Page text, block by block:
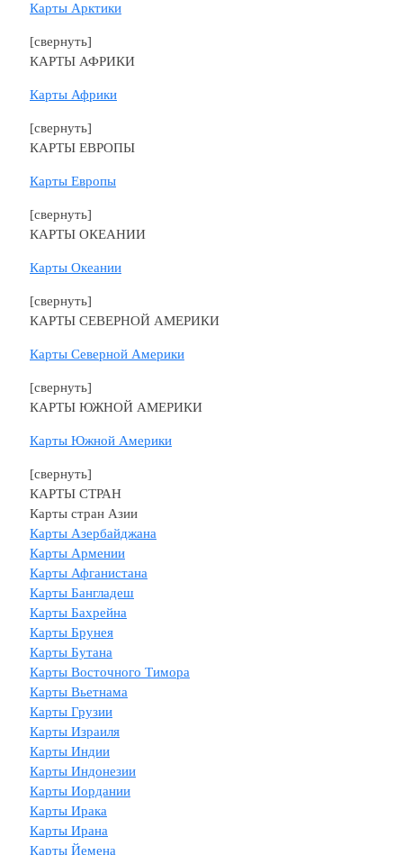
Карты Арктики
[свернуть]
КАРТЫ АФРИКИ
Карты Африки
[свернуть]
КАРТЫ ЕВРОПЫ
Карты Европы
[свернуть]
КАРТЫ ОКЕАНИИ
Карты Океании
[свернуть]
КАРТЫ СЕВЕРНОЙ АМЕРИКИ
Карты Северной Америки
[свернуть]
КАРТЫ ЮЖНОЙ АМЕРИКИ
Карты Южной Америки
[свернуть]
КАРТЫ СТРАН
Карты стран Азии
Карты Азербайджана
Карты Армении
Карты Афганистана
Карты Бангладеш
Карты Бахрейна
Карты Брунея
Карты Бутана
Карты Восточного Тимора
Карты Вьетнама
Карты Грузии
Карты Израиля
Карты Индии
Карты Индонезии
Карты Иордании
Карты Ирака
Карты Ирана
Карты Йемена